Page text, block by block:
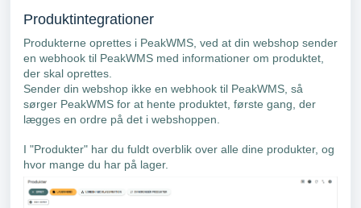
Produktintegrationer
Produkterne oprettes i PeakWMS, ved at din webshop sender
en webhook til PeakWMS med informationer om produktet,
der skal oprettes.
Sender din webshop ikke en webhook til PeakWMS, så
sørger PeakWMS for at hente produktet, første gang, der
lægges en ordre på det i webshoppen.
I "Produkter" har du fuldt overblik over alle dine produkter, og
hvor mange du har på lager.